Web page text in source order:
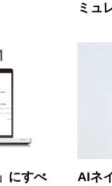
ミュ
にすべ
AIネ